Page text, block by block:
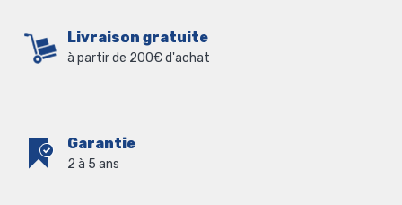
Livraison gratuite
à partir de 200€ d'achat
Garantie
2 à 5 ans